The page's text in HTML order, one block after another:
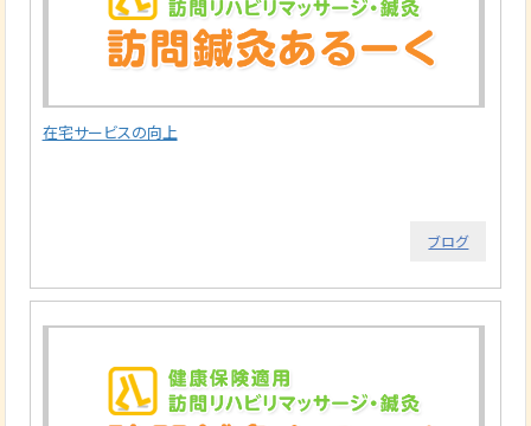
在宅サービスの向上
ブログ